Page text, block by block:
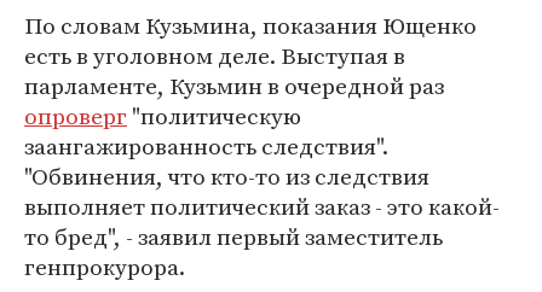
По словам Кузьмина, показания Ющенко
есть в уголовном деле. Выступая в
парламенте, Кузьмин в очередной раз
опроверг "политическую
заангажированность следствия".
"Обвинения, что кто-то из следствия
выполняет политический заказ - это какой-
то бред", - заявил первый заместитель
генпрокурора.